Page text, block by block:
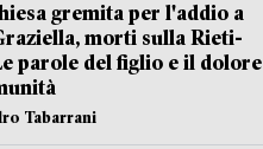
gremita per l'addio a
morti sulla Rieti-
parole del figlio e il dolore
Tabarrani